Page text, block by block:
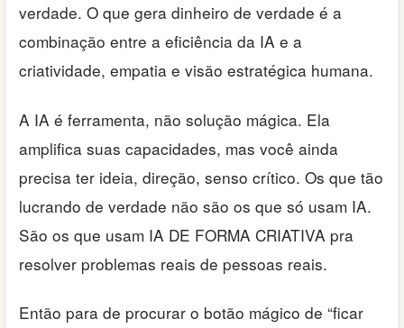
verdade. O que gera dinheiro de verdade é a
combinação entre a eficiência da IA e a
criatividade, empatia e visão estratégica humana.
A IA é ferramenta, não solução mágica. Ela
amplifica suas capacidades, mas você ainda
precisa ter ideia, direção, senso crítico. Os que tão
lucrando de verdade não são os que só usam IA.
São os que usam IA DE FORMA CRIATIVA pra
resolver problemas reais de pessoas reais.
Então para de procurar o botão mágico de “ficar